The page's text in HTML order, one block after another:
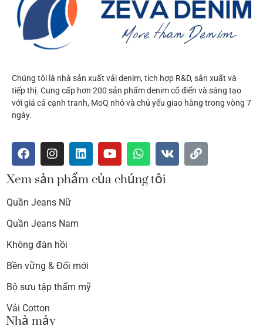
Chúng tôi là nhà sản xuất vải denim, tích hợp R&D, sản xuất và
tiếp thị. Cung cấp hơn 200 sản phẩm denim cổ điển và sáng tạo
với giá cả cạnh tranh, MoQ nhỏ và chủ yếu giao hàng trong vòng 7
ngày.
Xem sản phẩm của chúng tôi
Quần Jeans Nữ
Quần Jeans Nam
Không đàn hồi
Bền vững & Đổi mới
Bộ sưu tập thẩm mỹ
Vải Cotton